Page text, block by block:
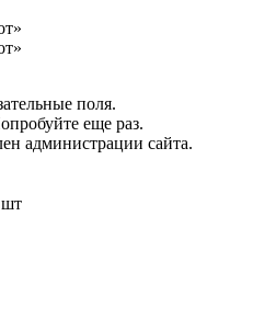
поля.
еще раз.
администрации сайта.
шт